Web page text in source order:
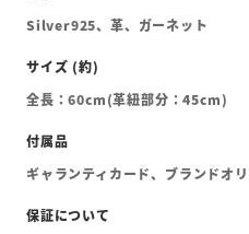
Silver925、革、ガーネット
全長：60cm(革紐部分：45cm)
ギャランティカード、ブランドオ